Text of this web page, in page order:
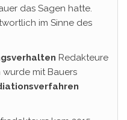
das Sagen hatte.
im Sinne des
Redakteure
mit Bauers